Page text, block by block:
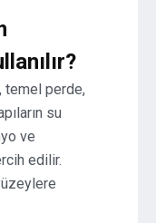
temel perde,
su
ve
edilir.